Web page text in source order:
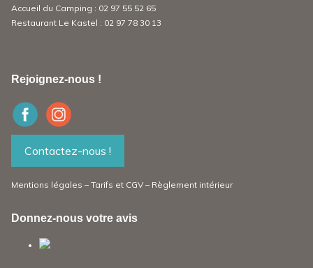
Accueil du Camping : 02 97 55 52 65
Restaurant Le Kastel : 02 97 78 30 13
Rejoignez-nous !
Contactez-nous !
Mentions légales – Tarifs et CGV – Règlement intérieur
Donnez-nous votre avis